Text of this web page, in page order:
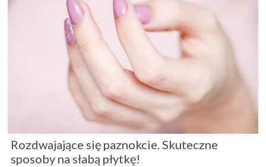
Rozdwajające się paznokcie. Skuteczne
sposoby na słabą płytkę!